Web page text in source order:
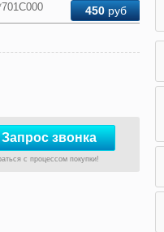
450руб
с процессом покупки!